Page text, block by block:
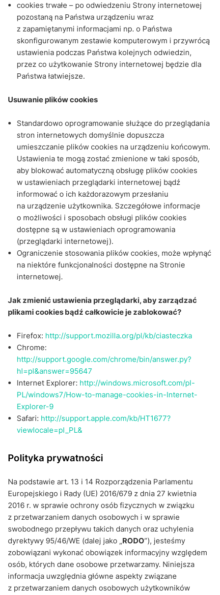
cookies trwałe – po odwiedzeniu Strony internetowej
pozostaną na Państwa urządzeniu wraz
z zapamiętanymi informacjami np. o Państwa
skonfigurowanym zestawie komputerowym i przywrócą
ustawienia podczas Państwa kolejnych odwiedzin,
przez co użytkowanie Strony internetowej będzie dla
Państwa łatwiejsze.
Usuwanie plików cookies
Standardowo oprogramowanie służące do przeglądania
stron internetowych domyślnie dopuszcza
umieszczanie plików cookies na urządzeniu końcowym.
Ustawienia te mogą zostać zmienione w taki sposób,
aby blokować automatyczną obsługę plików cookies
w ustawieniach przeglądarki internetowej bądź
informować o ich każdorazowym przesłaniu
na urządzenie użytkownika. Szczegółowe informacje
o możliwości i sposobach obsługi plików cookies
dostępne są w ustawieniach oprogramowania
(przeglądarki internetowej).
Ograniczenie stosowania plików cookies, może wpłynąć
na niektóre funkcjonalności dostępne na Stronie
internetowej.
Jak zmienić ustawienia przeglądarki, aby zarządzać
plikami cookies bądź całkowicie je zablokować?
Firefox: http://support.mozilla.org/pl/kb/ciasteczka
Chrome:
http://support.google.com/chrome/bin/answer.py?
hl=pl&answer=95647
Internet Explorer: http://windows.microsoft.com/pl-
PL/windows7/How-to-manage-cookies-in-Internet-
Explorer-9
Safari: http://support.apple.com/kb/HT1677?
viewlocale=pl_PL&
Polityka prywatności
Na podstawie art. 13 i 14 Rozporządzenia Parlamentu
Europejskiego i Rady (UE) 2016/679 z dnia 27 kwietnia
2016 r. w sprawie ochrony osób fizycznych w związku
z przetwarzaniem danych osobowych i w sprawie
swobodnego przepływu takich danych oraz uchylenia
dyrektywy 95/46/WE (dalej jako „RODO”), jesteśmy
zobowiązani wykonać obowiązek informacyjny względem
osób, których dane osobowe przetwarzamy. Niniejsza
informacja uwzględnia główne aspekty związane
z przetwarzaniem danych osobowych użytkowników